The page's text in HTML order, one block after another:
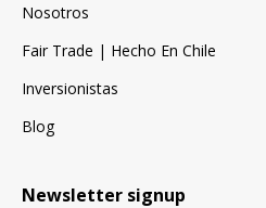
Nosotros
Fair Trade | Hecho En Chile
Inversionistas
Blog
Newsletter signup